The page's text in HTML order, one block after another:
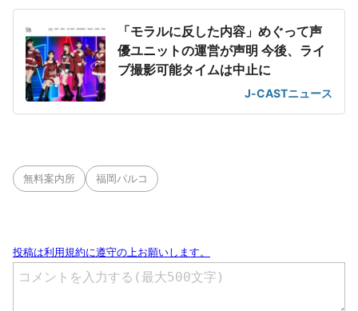
「モラルに反した内容」めぐって声
優ユニットの運営が声明 今後、ライ
ブ撮影可能タイムは中止に
J-CASTニュース
無料案内所 福岡パルコ